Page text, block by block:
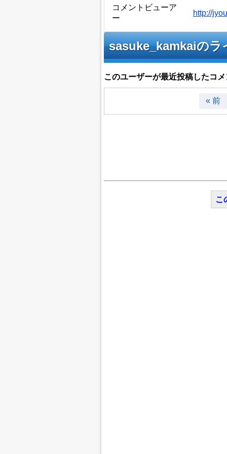
コメントビューア
ー
http://
sasuke_kamkaiのラ
このユーザーが最近投稿したコ
« 前
こ